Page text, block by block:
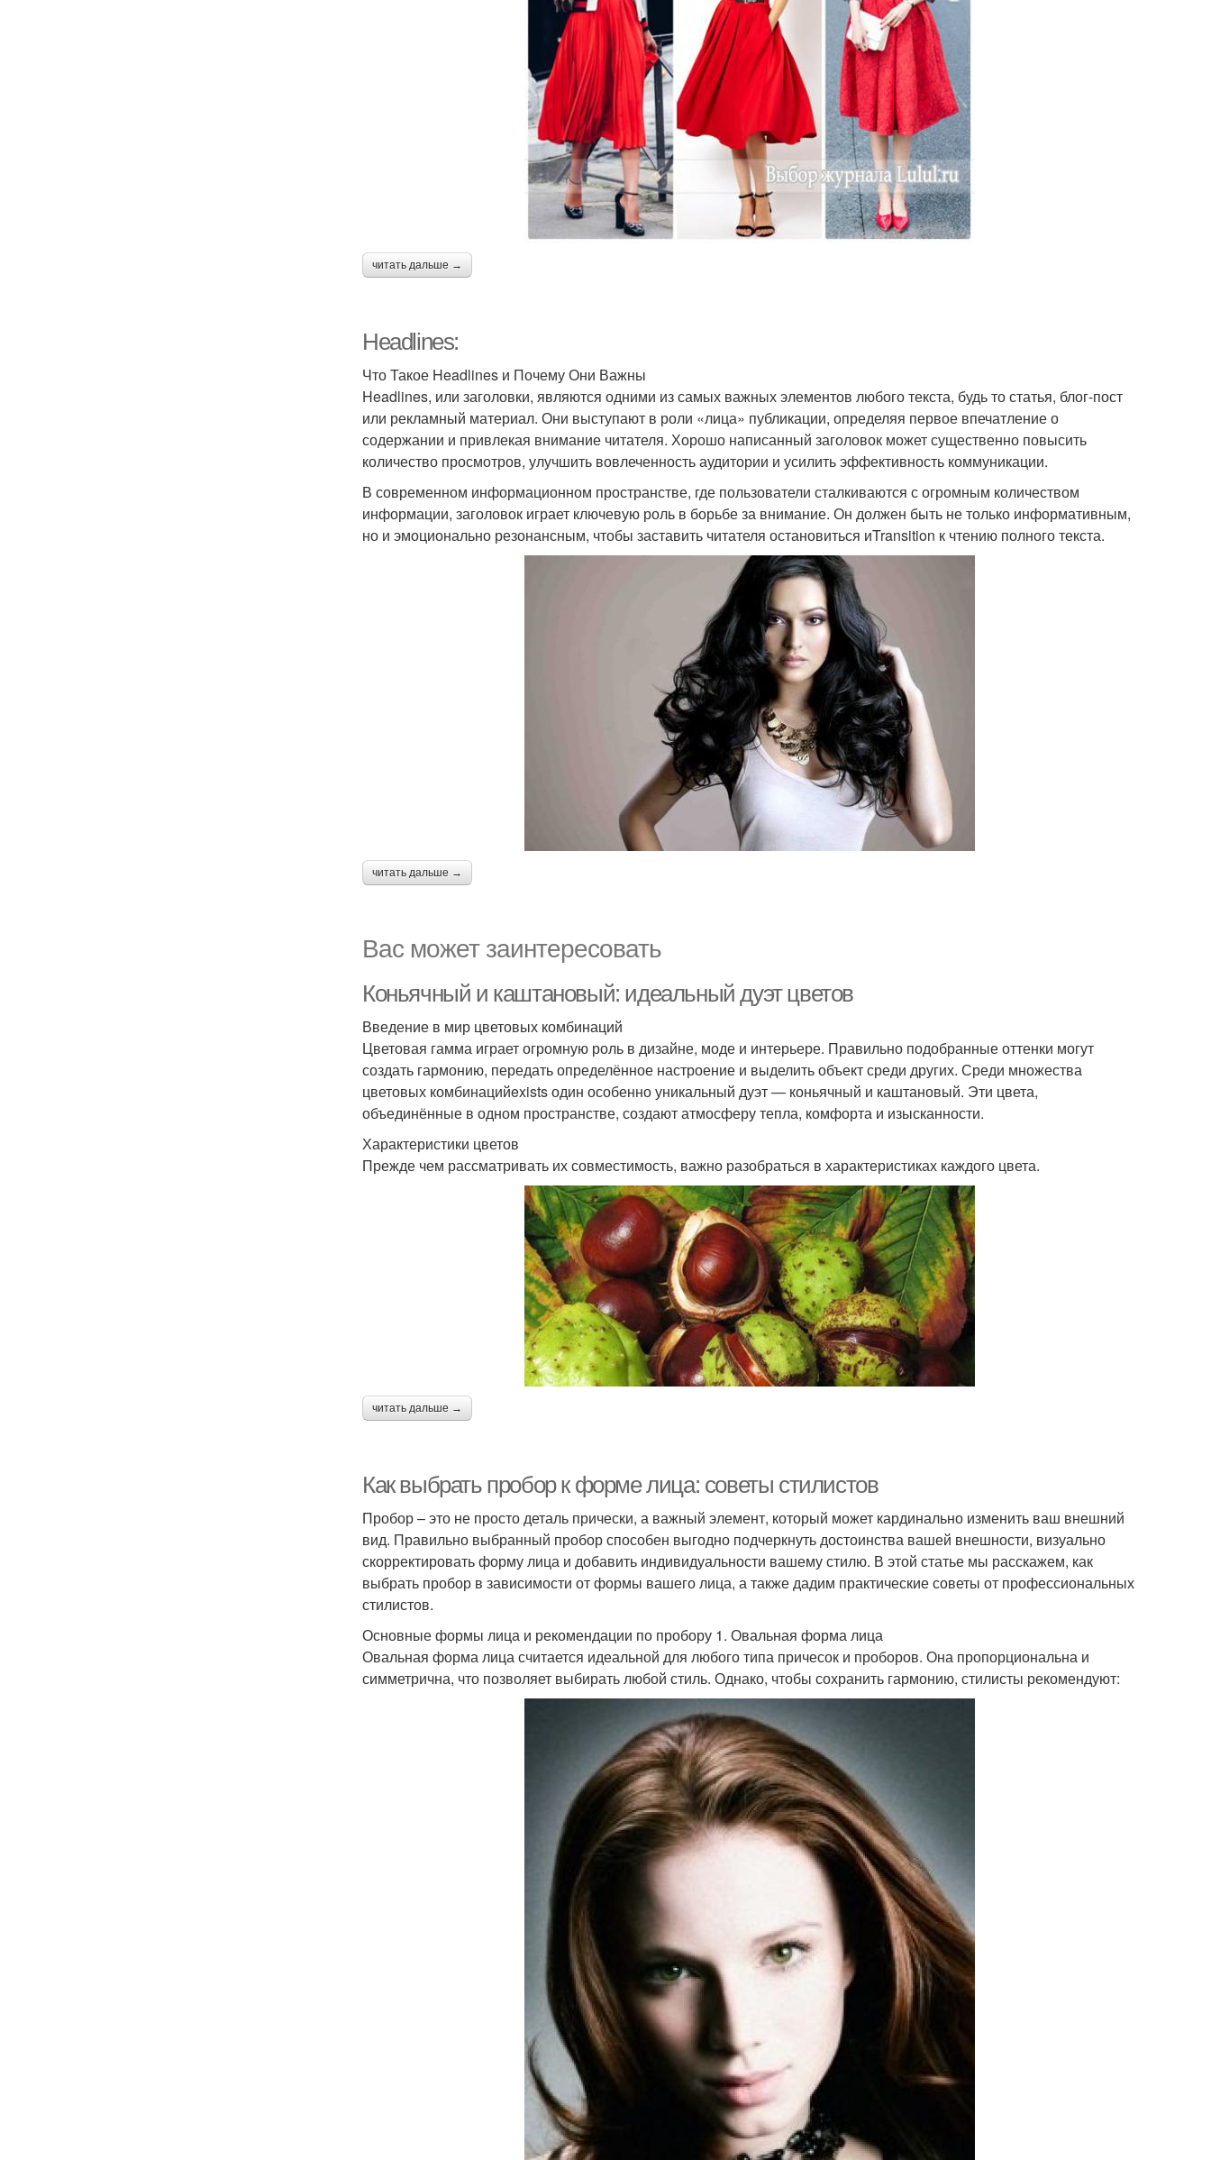
читать дальше →
Headlines:
Что Такое Headlines и Почему Они Важны
Headlines, или заголовки, являются одними из самых важных элементов любого текста, будь то статья, блог-пост
или рекламный материал. Они выступают в роли «лица» публикации, определяя первое впечатление о
содержании и привлекая внимание читателя. Хорошо написанный заголовок может существенно повысить
количество просмотров, улучшить вовлеченность аудитории и усилить эффективность коммуникации.
В современном информационном пространстве, где пользователи сталкиваются с огромным количеством
информации, заголовок играет ключевую роль в борьбе за внимание. Он должен быть не только информативным,
но и эмоционально резонансным, чтобы заставить читателя остановиться иTransition к чтению полного текста.
читать дальше →
Вас может заинтересовать
Коньячный и каштановый: идеальный дуэт цветов
Введение в мир цветовых комбинаций
Цветовая гамма играет огромную роль в дизайне, моде и интерьере. Правильно подобранные оттенки могут
создать гармонию, передать определённое настроение и выделить объект среди других. Среди множества
цветовых комбинацийexists один особенно уникальный дуэт — коньячный и каштановый. Эти цвета,
объединённые в одном пространстве, создают атмосферу тепла, комфорта и изысканности.
Характеристики цветов
Прежде чем рассматривать их совместимость, важно разобраться в характеристиках каждого цвета.
читать дальше →
Как выбрать пробор к форме лица: советы стилистов
Пробор – это не просто деталь прически, а важный элемент, который может кардинально изменить ваш внешний
вид. Правильно выбранный пробор способен выгодно подчеркнуть достоинства вашей внешности, визуально
скорректировать форму лица и добавить индивидуальности вашему стилю. В этой статье мы расскажем, как
выбрать пробор в зависимости от формы вашего лица, а также дадим практические советы от профессиональных
стилистов.
Основные формы лица и рекомендации по пробору 1. Овальная форма лица
Овальная форма лица считается идеальной для любого типа причесок и проборов. Она пропорциональна и
симметрична, что позволяет выбирать любой стиль. Однако, чтобы сохранить гармонию, стилисты рекомендуют: